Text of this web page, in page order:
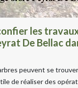
les
De Bellac
peuvent se
de réaliser des